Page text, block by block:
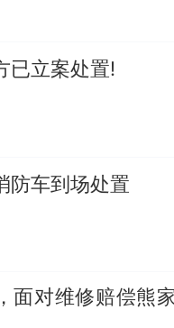
已立案处置!
防车到场处置
面对维修赔偿熊